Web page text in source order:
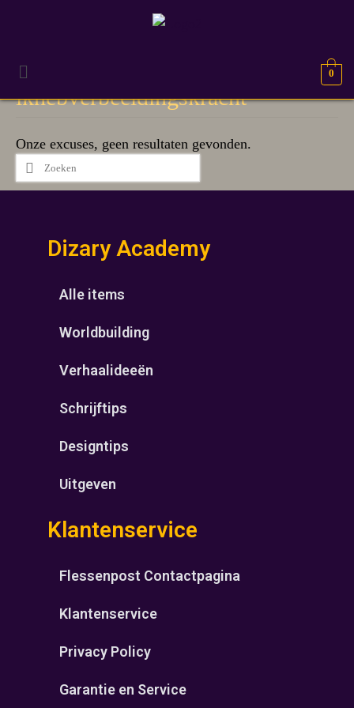
0
ikhebverbeeldingskracht
Onze excuses, geen resultaten gevonden.
Dizary Academy
Alle items
Worldbuilding
Verhaalideeën
Schrijftips
Designtips
Uitgeven
Klantenservice
Flessenpost Contactpagina
Klantenservice
Privacy Policy
Garantie en Service